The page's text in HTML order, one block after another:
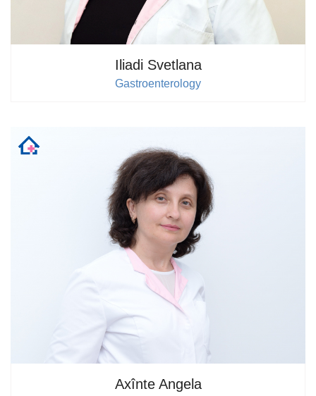
Iliadi Svetlana
Gastroenterology
Axînte Angela